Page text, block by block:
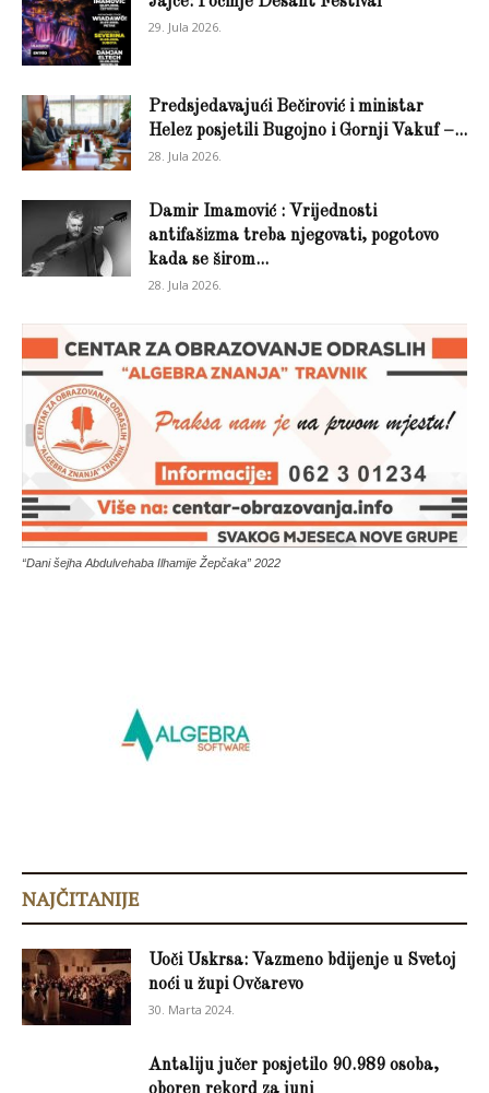
29. Jula 2026.
Predsjedavajući Bečirović i ministar
Helez posjetili Bugojno i Gornji Vakuf –...
28. Jula 2026.
Damir Imamović : Vrijednosti
antifašizma treba njegovati, pogotovo
kada se širom...
28. Jula 2026.
“Dani šejha Abdulvehaba Ilhamije Žepčaka” 2022
NAJČITANIJE
Uoči Uskrsa: Vazmeno bdijenje u Svetoj
noći u župi Ovčarevo
30. Marta 2024.
Antaliju jučer posjetilo 90.989 osoba,